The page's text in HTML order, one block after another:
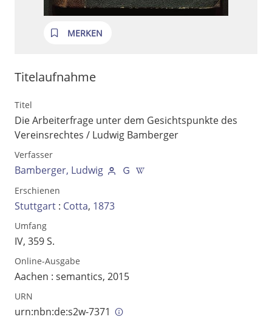
Volltext und Inhaltsverzeichnis
Suchbegriff
MERKEN
Titelaufnahme
Titel
Die Arbeiterfrage unter dem Gesichtspunkte des
Vereinsrechtes / Ludwig Bamberger
Verfasser
Bamberger, Ludwig
Erschienen
Stuttgart : Cotta, 1873
Umfang
IV, 359 S.
Online-Ausgabe
Aachen : semantics, 2015
URN
urn:nbn:de:s2w-7371